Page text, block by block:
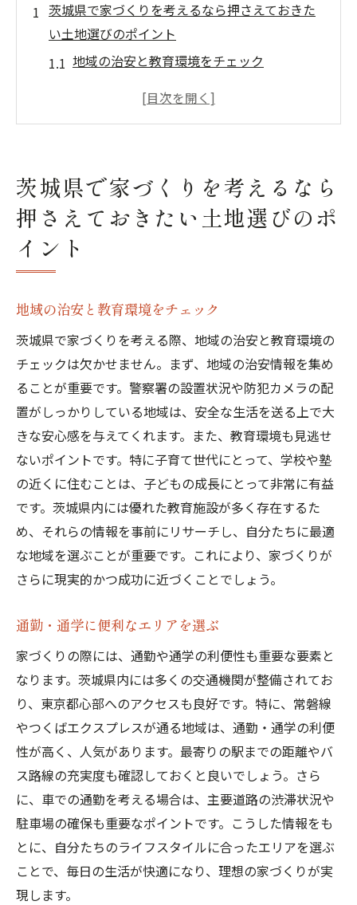
茨城県で家づくりを考えるなら押さえておきた
い土地選びのポイント
地域の治安と教育環境をチェック
通勤・通学に便利なエリアを選ぶ
専門家に相談する重要性
理想の家づくりのために知っておきたい茨城県
の土地選びガイド
家族に適した地域選定のポイント
予算に合わせた土地の選び方
水害や地震リスクの低減策
土地購入後の手続きと注意点
快適な家づくりを目指して茨城県での土地選び
を徹底チェック
土地の現地視察時のチェックポイント
土地の歴史と周辺環境の把握
交通アクセスと駐車場の確保
生活に必要な施設の近隣状況
地域の未来計画と成長性
茨城県で理想の家づくりを実現するための土地
選びの秘訣
家族のライフスタイルに合った地域選び
自然災害リスクの低い土地を選ぶ
将来の資産価値を考えた土地購入
地域の風土と気候に適した家づくり
プロの意見を活用した土地選び
土地選びと家づくりのスケジュール管理
家づくり初心者必見茨城県での土地選びで失敗
しないためのコツ
茨城県で家づくりを考えるなら
押さえておきたい土地選びのポ
イント
地域の治安と教育環境をチェック
茨城県で家づくりを考える際、地域の治安と教育環境の
チェックは欠かせません。まず、地域の治安情報を集め
ることが重要です。警察署の設置状況や防犯カメラの配
置がしっかりしている地域は、安全な生活を送る上で大
きな安心感を与えてくれます。また、教育環境も見逃せ
ないポイントです。特に子育て世代にとって、学校や塾
の近くに住むことは、子どもの成長にとって非常に有益
です。茨城県内には優れた教育施設が多く存在するた
め、それらの情報を事前にリサーチし、自分たちに最適
な地域を選ぶことが重要です。これにより、家づくりが
さらに現実的かつ成功に近づくことでしょう。
通勤・通学に便利なエリアを選ぶ
家づくりの際には、通勤や通学の利便性も重要な要素と
なります。茨城県内には多くの交通機関が整備されてお
り、東京都心部へのアクセスも良好です。特に、常磐線
やつくばエクスプレスが通る地域は、通勤・通学の利便
性が高く、人気があります。最寄りの駅までの距離やバ
ス路線の充実度も確認しておくと良いでしょう。さら
に、車での通勤を考える場合は、主要道路の渋滞状況や
駐車場の確保も重要なポイントです。こうした情報をも
とに、自分たちのライフスタイルに合ったエリアを選ぶ
ことで、毎日の生活が快適になり、理想の家づくりが実
現します。